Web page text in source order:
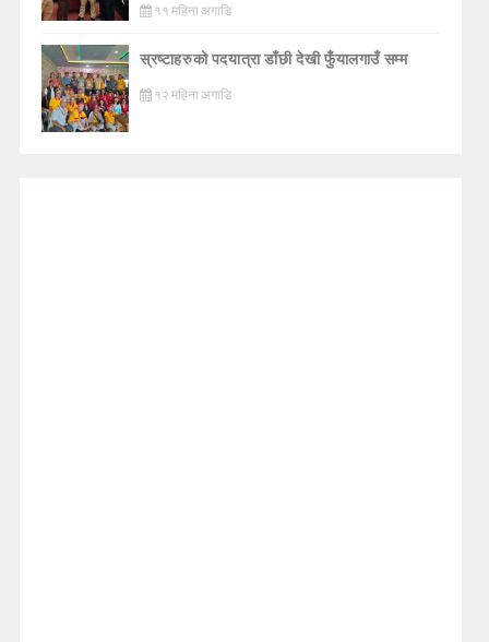
११ महिना अगाडि
स्रष्टाहरुको पदयात्रा डाँछी देखी फुँयालगाउँ सम्म
१२ महिना अगाडि